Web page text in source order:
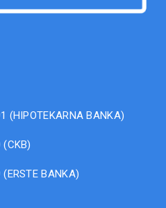
(HIPOTEKARNA BANKA)
BANKA)